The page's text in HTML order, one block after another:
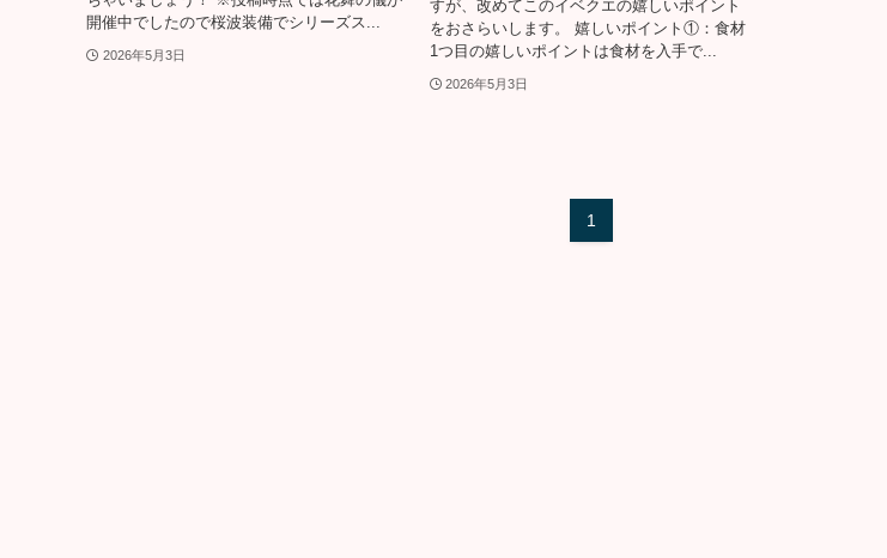
開催中でしたので桜波装備でシリーズス...
2026年5月3日
すが、改めてこのイベクエの嬉しいポイント
をおさらいします。 嬉しいポイント①：食材
1つ目の嬉しいポイントは食材を入手で...
2026年5月3日
1